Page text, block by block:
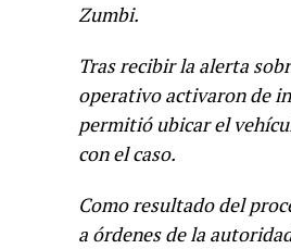
Zumbi.
Tras recibir la alerta
operativo activaron de
permitió ubicar el
con el caso.
Como resultado del
a órdenes de la